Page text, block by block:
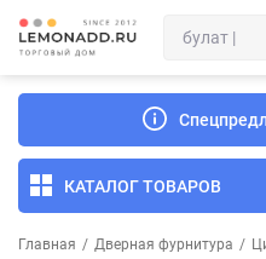
КАТАЛОГ ТОВАРОВ
Главная / Дверная фурнитура /